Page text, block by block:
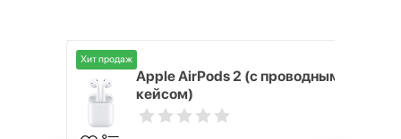
Хит продаж
Apple AirPods 2 (с проводным
кейсом)